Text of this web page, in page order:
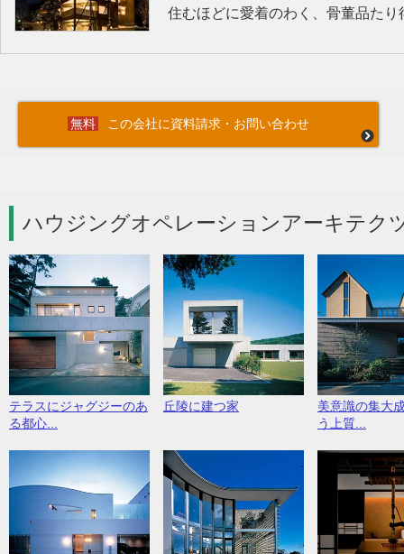
住むほどに愛着のわく、骨董品たり
この会社に資料請求・お問い合わせ
ハウジングオペレーションアーキテ
テラスにジャグジーのあ
る都心...
丘陵に建つ家
美意識の集大
う上質...